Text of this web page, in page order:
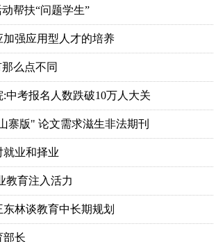
帮扶“问题学生”
加强应用型人才的培养
么点不同
中考报名人数跌破10万人大关
寨版" 论文需求滋生非法期刊
就业和择业
教育注入活力
林谈教育中长期规划
部长